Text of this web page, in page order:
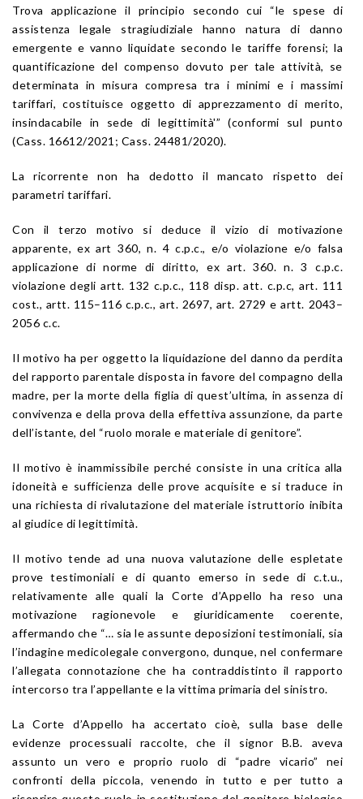
Trova applicazione il principio secondo cui “le spese di
assistenza legale stragiudiziale hanno natura di danno
emergente e vanno liquidate secondo le tariffe forensi; la
quantificazione del compenso dovuto per tale attività, se
determinata in misura compresa tra i minimi e i massimi
tariffari, costituisce oggetto di apprezzamento di merito,
insindacabile in sede di legittimità'” (conformi sul punto
(Cass. 16612/2021 ; Cass. 24481/2020).
La ricorrente non ha dedotto il mancato rispetto dei
parametri tariffari.
Con il terzo motivo si deduce il vizio di motivazione
apparente, exart 360, n. 4 c.p.c., e/o violazione e/o falsa
applicazione di norme di diritto, ex art. 360. n. 3 c.p.c.
violazione degliartt. 132 c.p.c., 118 disp. att. c.p.c,art. 111
cost., artt. 115–116 c.p.c.,art. 2697, art. 2729 eartt. 2043–
2056 c.c.
Il motivo ha per oggetto la liquidazione del danno da perdita
del rapporto parentale disposta in favore del compagno della
madre, per la morte della figlia di quest’ultima, in assenza di
convivenza e della prova della effettiva assunzione, da parte
dell’istante, del “ruolo morale e materiale di genitore”.
Il motivo è inammissibile perché consiste in una critica alla
idoneità e sufficienza delle prove acquisite e si traduce in
una richiesta di rivalutazione del materiale istruttorio inibita
al giudice di legittimità.
Il motivo tende ad una nuova valutazione delle espletate
prove testimoniali e di quanto emerso in sede di c.t.u.,
relativamente alle quali la Corte d’Appello ha reso una
motivazione ragionevole e giuridicamente coerente,
affermando che “… sia le assunte deposizioni testimoniali, sia
l’indagine medicolegale convergono, dunque, nel confermare
l’allegata connotazione che ha contraddistinto il rapporto
intercorso tra l’appellante e la vittima primaria del sinistro.
La Corte d’Appello ha accertato cioè, sulla base delle
evidenze processuali raccolte, che il signor B.B. aveva
assunto un vero e proprio ruolo di “padre vicario” nei
confronti della piccola, venendo in tutto e per tutto a